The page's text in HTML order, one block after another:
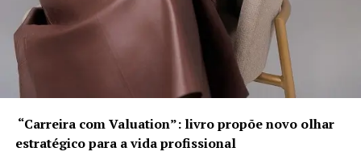
Paulo. Idealizada e gerenciada por Henrique Roncoletta,
vocalista e compositor da banda NDK, a Marã Música
atua na conexão de artistas com marcas e empresas,
além de atuar também na gestão de imagem, carreiras,
projetos, produções artísticas e eventos culturais.
CONFIRA A LETRA DE “ONLY LOVE”
“Carreira com Valuation”: livro propõe novo olhar
estratégico para a vida profissional